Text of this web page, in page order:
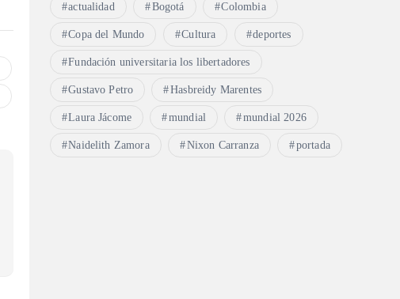
actualidad Bogotá Colombia
Copa del Mundo Cultura deportes
Fundación universitaria los libertadores
Gustavo Petro Hasbreidy Marentes
Laura Jácome mundial mundial 2026
Naidelith Zamora Nixon Carranza portada